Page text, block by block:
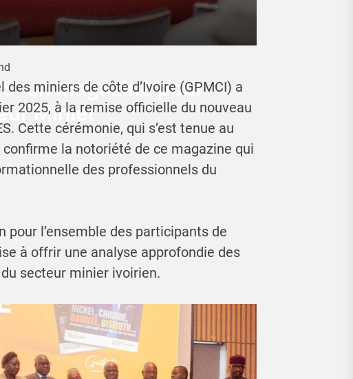
un magazine pour
Minier
miniers de côte d’Ivoire (GPMCI) a
2025, à la remise officielle du nouveau
Cette cérémonie, qui s’est tenue au
la notoriété de ce magazine qui
des professionnels du
pour l’ensemble des participants de
à offrir une analyse approfondie des
secteur minier ivoirien.